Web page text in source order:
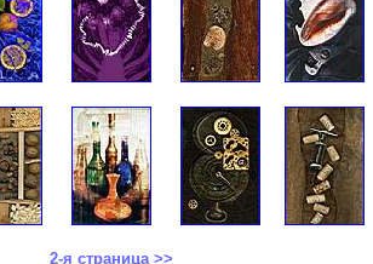
2-я страница >>